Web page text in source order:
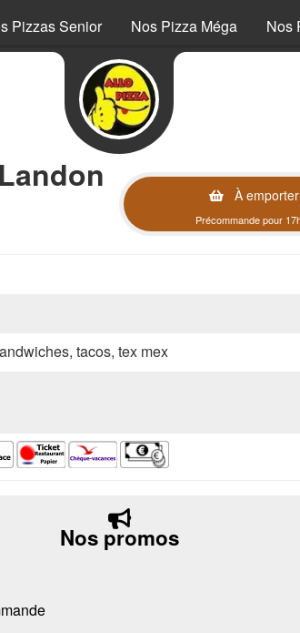
Pizzas Senior Nos Pizza Méga Nos
À emporter
Précommande pour
tacos, tex mex
Nos promos